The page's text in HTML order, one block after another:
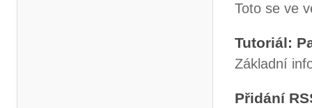
Toto se ve
Tutoriál:
Základní
Přidání